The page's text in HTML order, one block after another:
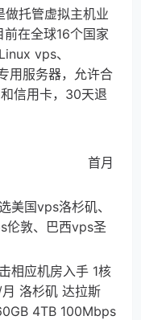
托管虚拟主机业
在全球16个国家
vps、
用服务器，允许合
信用卡，30天退
首月
美国vps洛杉矶、
伦敦、巴西vps圣
相应机房入手 1核
洛杉矶 达拉斯
4TB 100Mbps